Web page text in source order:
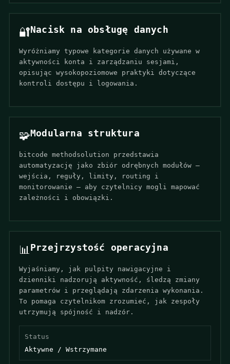
🔐Nacisk na obsługę danych
Wyróżniamy typowe kategorie danych używane w
aktywności konta i zarządzaniu sesjami,
opisując wysokopoziomowe praktyki dotyczące
kontroli dostępu i logowania.
🧩Modularna struktura
bitcode methodsolution przedstawia
automatyzację jako zbiór odrębnych modułów —
wejścia, reguły, limity, routing i
monitorowanie — aby czytelnicy mogli mapować
zależności i obowiązki.
📊Przejrzystość operacyjna
Wyjaśniamy, jak pulpity nawigacyjne i
dzienniki nadzorują aktywność, śledzą zmiany
parametrów i przeglądają zdarzenia wykonania.
To pomaga czytelnikom zrozumieć, jak zespoły
utrzymują spójność i nadzór.
Status
Aktywne / Wstrzymane